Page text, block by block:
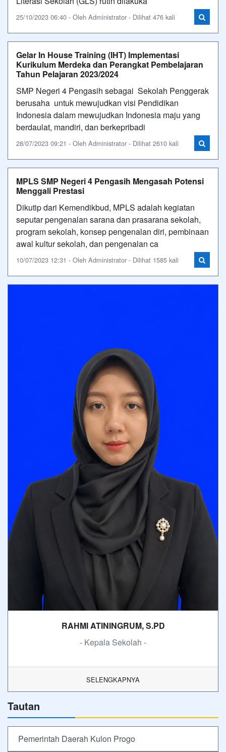
25/10/2023 06:40 - Oleh Administrator - Dilihat 476 kali
Gelar In House Training (IHT) Implementasi
Kurikulum Merdeka dan Perangkat Pembelajaran
Tahun Pelajaran 2023/2024
SMP Negeri 4 Pengasih sebagai Sekolah Penggerak
berusaha untuk mewujudkan visi Pendidikan
Indonesia dalam mewujudkan Indonesia maju yang
berdaulat, mandiri, dan berkepribadi
28/07/2023 09:21 - Oleh Administrator - Dilihat 2610 kali
MPLS SMP Negeri 4 Pengasih Mengasah Potensi
Menggali Prestasi
Dikutip dari Kemendikbud, MPLS adalah kegiatan
seputar pengenalan sarana dan prasarana sekolah,
program sekolah, konsep pengenalan diri, pembinaan
awal kultur sekolah, dan pengenalan ca
10/07/2023 12:31 - Oleh Administrator - Dilihat 1585 kali
RAHMI ATININGRUM, S.PD
- Kepala Sekolah -
SELENGKAPNYA
Tautan
Pemerintah Daerah Kulon Progo